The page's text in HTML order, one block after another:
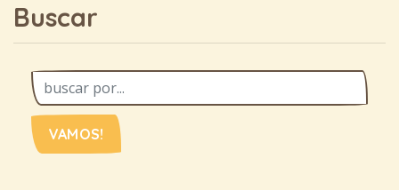
Buscar
VAMOS!